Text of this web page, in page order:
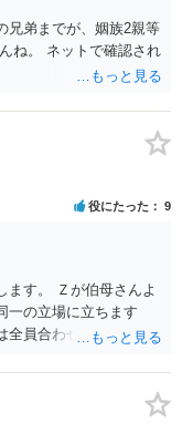
兄弟までが、姻族2親等
ね。 ネットで確認され
役にたった 9
ます。 Ｚが伯母さんよ
一の立場に立ちます
全員合わせてＺと同一
提として，遺産分割協
つにしなくても，合意
は， ①伯母さんの相続